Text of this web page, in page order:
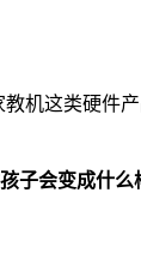
机这类硬
子会变成什么